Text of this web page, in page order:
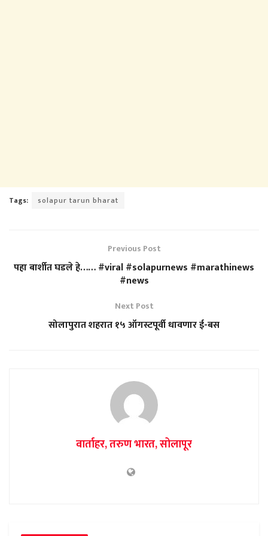
Tags: solapur tarun bharat
Previous Post
पहा बार्शीत घडले हे…… #viral #solapurnews #marathinews
#news
Next Post
सोलापुरात शहरात १५ ऑगस्टपूर्वी धावणार ई-बस
वार्ताहर, तरुण भारत, सोलापूर